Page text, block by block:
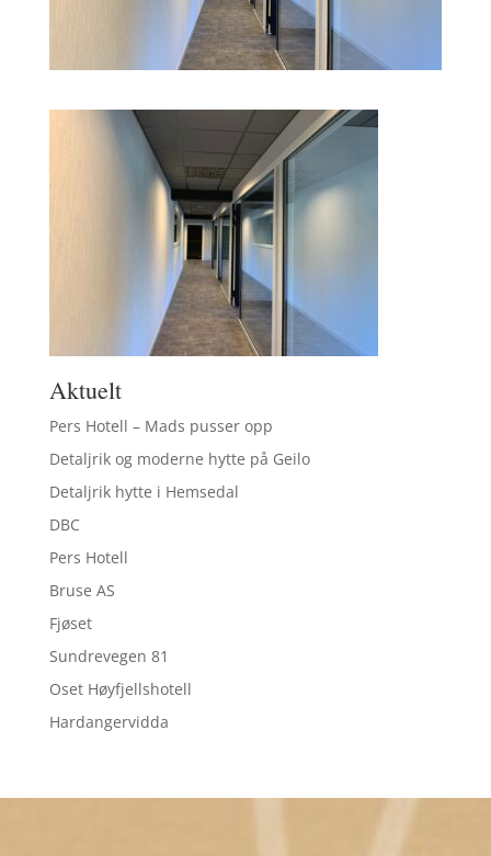
Aktuelt
Pers Hotell – Mads pusser opp
Detaljrik og moderne hytte på Geilo
Detaljrik hytte i Hemsedal
DBC
Pers Hotell
Bruse AS
Fjøset
Sundrevegen 81
Oset Høyfjellshotell
Hardangervidda